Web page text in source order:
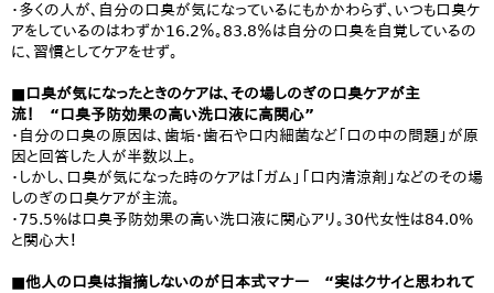
・多くの人が、自分の口臭が気になっているにもかかわらず、いつも口臭ケ
アをしているのはわずか16.2％。83.8％は自分の口臭を自覚しているの
に、習慣としてケアをせず。
■口臭が気になったときのケアは、その場しのぎの口臭ケアが主
流！ “口臭予防効果の高い洗口液に高関心”
・自分の口臭の原因は、歯垢・歯石や口内細菌など「口の中の問題」が原
因と回答した人が半数以上。
・しかし、口臭が気になった時のケアは「ガム」「口内清涼剤」などのその場
しのぎの口臭ケアが主流。
・75.5%は口臭予防効果の高い洗口液に関心アリ。30代女性は84.0%
と関心大！
■他人の口臭は指摘しないのが日本式マナー “実はクサイと思われて